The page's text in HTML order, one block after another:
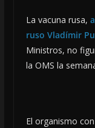
La vacuna rusa,
ruso Vladímir
Ministros, no
la OMS la
El organismo